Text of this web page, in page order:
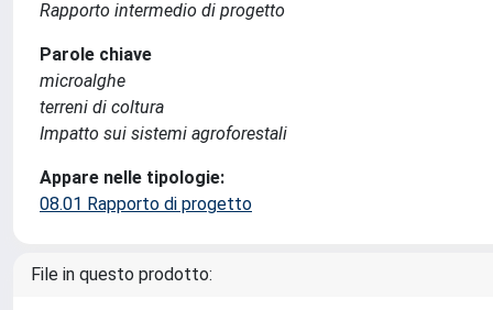
Rapporto intermedio di progetto
Parole chiave
microalghe
terreni di coltura
Impatto sui sistemi agroforestali
Appare nelle tipologie:
08.01 Rapporto di progetto
File in questo prodotto: